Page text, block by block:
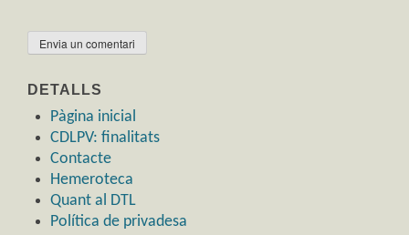
DETALLS
Pàgina inicial
CDLPV: finalitats
Contacte
Hemeroteca
Quant al DTL
Política de privadesa